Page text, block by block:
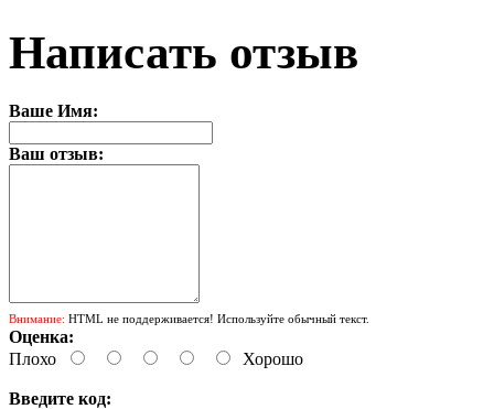
Написать отзыв
Ваше Имя:
Ваш отзыв:
Внимание: HTML не поддерживается! Используйте обычный текст.
Оценка:
Плохо
Хорошо
Введите код: